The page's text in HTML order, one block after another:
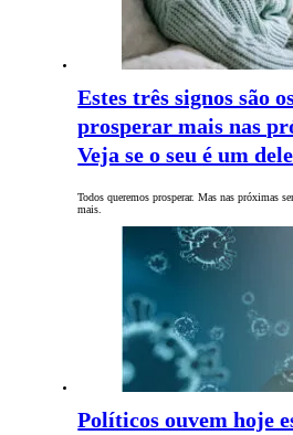
Estes três signos são
prosperar mais nas
Veja se o seu é um
Todos queremos prosperar. Mas nas próximas
mais.
Políticos ouvem hoje